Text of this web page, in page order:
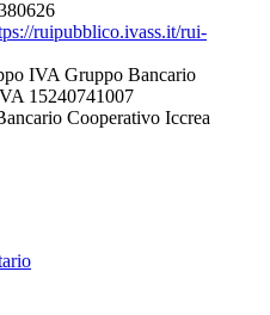
ruipubblico.ivass.it/rui-
IVA Gruppo Bancario
15240741007
Cooperativo Iccrea